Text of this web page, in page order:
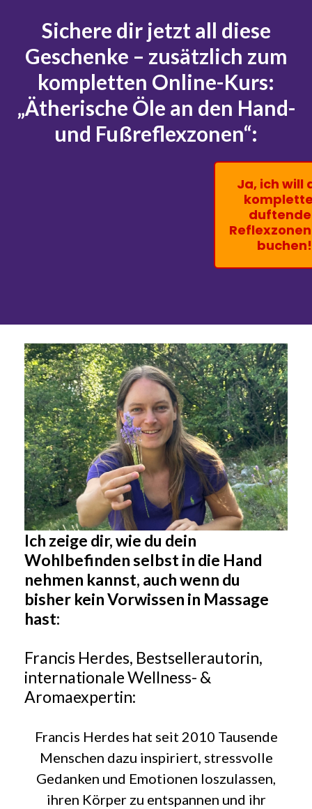
Sichere dir jetzt all diese
Geschenke – zusätzlich zum
kompletten Online-Kurs:
„Ätherische Öle an den Hand-
und Fußreflexzonen“:
Ja, ich will
buchen!
Ich zeige dir, wie du dein
Wohlbefinden selbst in die Hand
nehmen kannst, auch wenn du
bisher kein Vorwissen in Massage
hast:
Francis Herdes, Bestsellerautorin,
internationale Wellness- &
Aromaexpertin:
Francis Herdes hat seit 2010 Tausende
Menschen dazu inspiriert, stressvolle
Gedanken und Emotionen loszulassen,
ihren Körper zu entspannen und ihr